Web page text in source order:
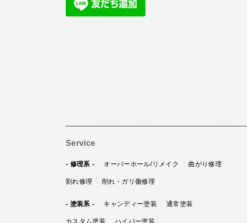
Service
- 修理系 - オーバーホール/リメイク 曲がり修理
割れ修理 削れ・ガリ傷修理
- 塗装系 - キャンディー塗装 通常塗装
カスタム塗装 ハイパー塗装